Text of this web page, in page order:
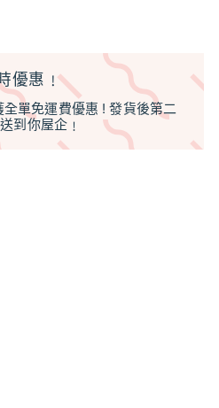
優惠﹗
單免運費優惠 ! 發貨後第二
到你屋企﹗